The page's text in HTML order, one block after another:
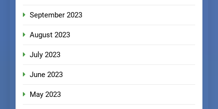
September 2023
August 2023
July 2023
June 2023
May 2023